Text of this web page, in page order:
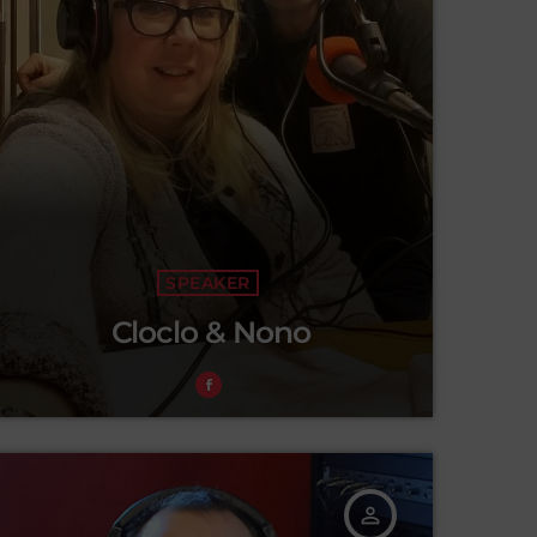
SPEAKER
Cloclo & Nono
person_outline